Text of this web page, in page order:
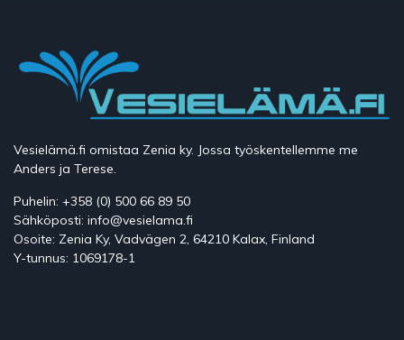
Vesielämä.fi omistaa Zenia ky. Jossa työskentellemme me
Anders ja Terese.
Puhelin: +358 (0) 500 66 89 50
Sähköposti: info@vesielama.fi
Osoite: Zenia Ky, Vadvägen 2, 64210 Kalax, Finland
Y-tunnus: 1069178-1